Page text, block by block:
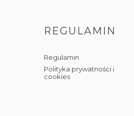
REGULAMIN
Regulamin
Polityka prywatności i
cookies